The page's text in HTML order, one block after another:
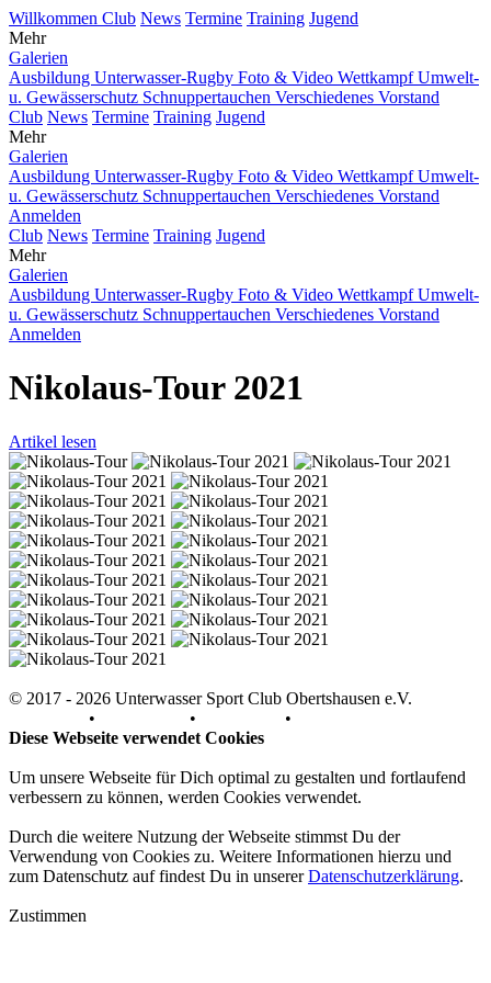
Willkommen Club News Termine Training Jugend
Mehr
Galerien
Ausbildung Unterwasser-Rugby Foto & Video WettkampfUmwelt-
u. Gewässerschutz Schnuppertauchen Verschiedenes Vorstand
Club News Termine Training Jugend
Mehr
Galerien
Ausbildung Unterwasser-Rugby Foto & Video WettkampfUmwelt-
u. Gewässerschutz Schnuppertauchen Verschiedenes Vorstand
Anmelden
Club News Termine Training Jugend
Mehr
Galerien
Ausbildung Unterwasser-Rugby Foto & Video WettkampfUmwelt-
u. Gewässerschutz Schnuppertauchen Verschiedenes Vorstand
Anmelden
Nikolaus-Tour 2021
Artikel lesen
© 2017 - 2026 Unterwasser Sport Club Obertshausen e.V.
• • •
Diese Webseite verwendet Cookies
Um unsere Webseite für Dich optimal zu gestalten und fortlaufend
verbessern zu können, werden Cookies verwendet.
Durch die weitere Nutzung der Webseite stimmst Du der
Verwendung von Cookies zu. Weitere Informationen hierzu und
zum Datenschutz auf findest Du in unsererDatenschutzerklärung.
Zustimmen